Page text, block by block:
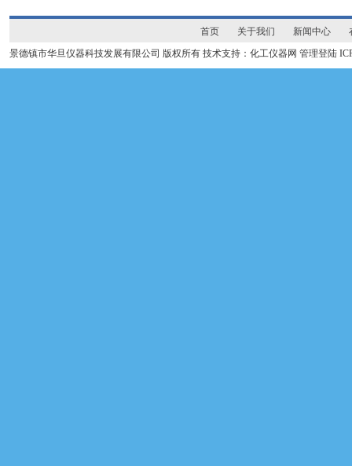
首页 关于我们 新闻中心
景德镇市华旦仪器科技发展有限公司 版权所有 技术支持：化工仪器网 管理登陆